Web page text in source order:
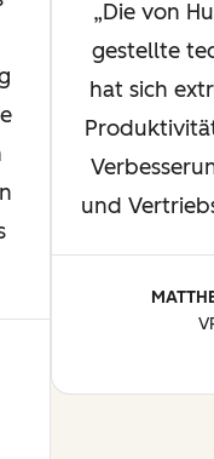
Die von
gestellte
hat sich
und